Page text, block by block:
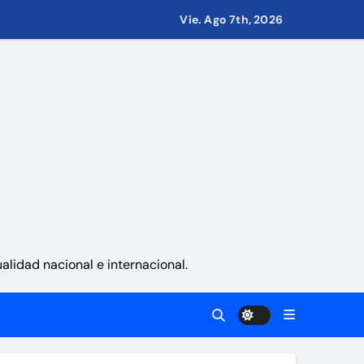
6 de agosto 2026
Vie. Ago 7th, 2026
nacional e internacional.